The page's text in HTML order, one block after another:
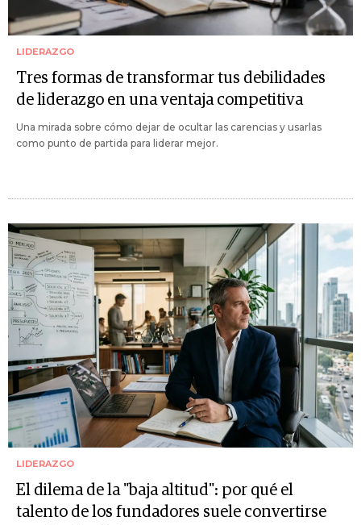
LIDERAZGO
Tres formas de transformar tus debilidades
de liderazgo en una ventaja competitiva
Una mirada sobre cómo dejar de ocultar las carencias y usarlas
como punto de partida para liderar mejor.
LIDERAZGO
El dilema de la "baja altitud": por qué el
talento de los fundadores suele convertirse